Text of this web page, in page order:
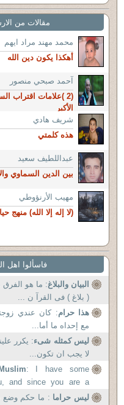
مقالات من
محمد مهند مراد ايهم
أهكذا يكون دين الله
آحمد صبحي منصور
(2 )علامات اقتراب
الأكبر
شريف هادي
هذه كلمتي
عبداللطيف سعيد
بين الدين السماوي
مهيب الأرنؤوطي
(لا إله إلا الله) منهج
فاسألوا اهل
البيان والبلاغ: ما هو الفرق
( بلاغ ) فى القرآ ن ...
هذا حرام: كان عندي
مع إحداه ما أما...
ليس كمثله شىء: يكرر
لا يجب ان تكون...
: I have some
and since you are a
you can please answer...
ليس حراما : ما حكم وضع